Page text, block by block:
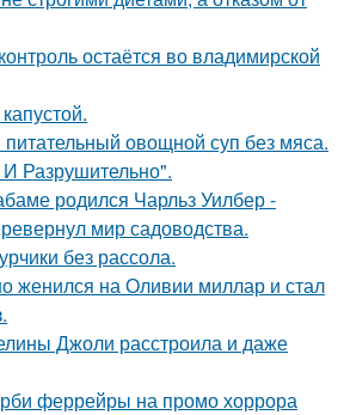
остаётся во владимирской
овощной суп без мяса.
Разрушительно".
родился Чарльз Уилбер -
мир садоводства.
без рассола.
женился на Оливии миллар и стал
Джоли расстроила и даже
феррейры на промо хоррора